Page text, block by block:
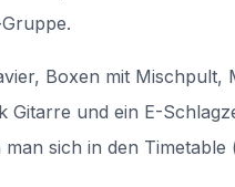
Boxen mit Mischpult,
Gitarre und ein E-
sich in den